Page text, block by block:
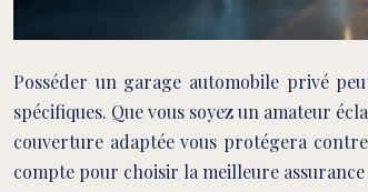
Posséder un garage automobile privé
spécifiques. Que vous soyez un amateur
couverture adaptée vous protégera
compte pour choisir la meilleure